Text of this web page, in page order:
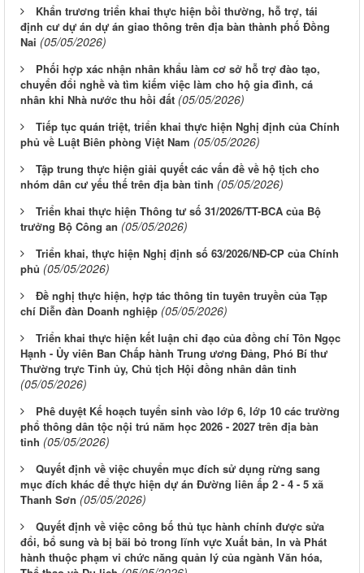
Khẩn trương triển khai thực hiện bồi thường, hỗ trợ, tái
định cư dự án dự án giao thông trên địa bàn thành phố Đồng
Nai (05/05/2026)
Phối hợp xác nhận nhân khẩu làm cơ sở hỗ trợ đào tạo,
chuyển đổi nghề và tìm kiếm việc làm cho hộ gia đình, cá
nhân khi Nhà nước thu hồi đất (05/05/2026)
Tiếp tục quán triệt, triển khai thực hiện Nghị định của Chính
phủ về Luật Biên phòng Việt Nam (05/05/2026)
Tập trung thực hiện giải quyết các vấn đề về hộ tịch cho
nhóm dân cư yếu thế trên địa bàn tỉnh (05/05/2026)
Triển khai thực hiện Thông tư số 31/2026/TT-BCA của Bộ
trưởng Bộ Công an (05/05/2026)
Triển khai, thực hiện Nghị định số 63/2026/NĐ-CP của Chính
phủ (05/05/2026)
Đề nghị thực hiện, hợp tác thông tin tuyên truyền của Tạp
chí Diễn đàn Doanh nghiệp (05/05/2026)
Triển khai thực hiện kết luận chỉ đạo của đồng chí Tôn Ngọc
Hạnh - Ủy viên Ban Chấp hành Trung ương Đảng, Phó Bí thư
Thường trực Tỉnh ủy, Chủ tịch Hội đồng nhân dân tỉnh
(05/05/2026)
Phê duyệt Kế hoạch tuyển sinh vào lớp 6, lớp 10 các trường
phổ thông dân tộc nội trú năm học 2026 - 2027 trên địa bàn
tỉnh (05/05/2026)
Quyết định về việc chuyển mục đích sử dụng rừng sang
mục đích khác để thực hiện dự án Đường liên ấp 2 - 4 - 5 xã
Thanh Sơn (05/05/2026)
Quyết định về việc công bố thủ tục hành chính được sửa
đổi, bổ sung và bị bãi bỏ trong lĩnh vực Xuất bản, In và Phát
hành thuộc phạm vi chức năng quản lý của ngành Văn hóa,